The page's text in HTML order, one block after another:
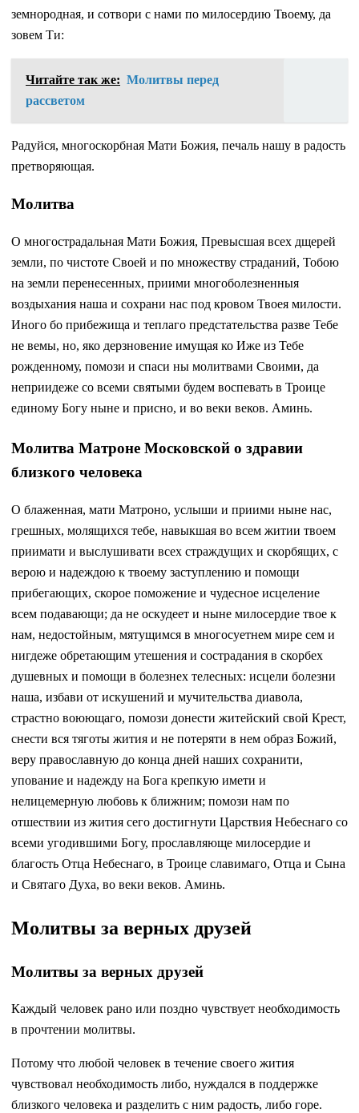
земнородная, и сотвори с нами по милосердию Твоему, да
зовем Ти:
Читайте так же: Молитвы перед
рассветом
Радуйся, многоскорбная Мати Божия, печаль нашу в радость
претворяющая.
Молитва
О многострадальная Мати Божия, Превысшая всех дщерей
земли, по чистоте Своей и по множеству страданий, Тобою
на земли перенесенных, приими многоболезненныя
воздыхания наша и сохрани нас под кровом Твоея милости.
Иного бо прибежища и теплаго предстательства разве Тебе
не вемы, но, яко дерзновение имущая ко Иже из Тебе
рожденному, помози и спаси ны молитвами Своими, да
неприидеже со всеми святыми будем воспевать в Троице
единому Богу ныне и присно, и во веки веков. Аминь.
Молитва Матроне Московской о здравии
близкого человека
О блаженная, мати Матроно, услыши и приими ныне нас,
грешных, молящихся тебе, навыкшая во всем житии твоем
приимати и выслушивати всех страждущих и скорбящих, с
верою и надеждою к твоему заступлению и помощи
прибегающих, скорое поможение и чудесное исцеление
всем подавающи; да не оскудеет и ныне милосердие твое к
нам, недостойным, мятущимся в многосуетнем мире сем и
нигдеже обретающим утешения и сострадания в скорбех
душевных и помощи в болезнех телесных: исцели болезни
наша, избави от искушений и мучительства диавола,
страстно воюющаго, помози донести житейский свой Крест,
снести вся тяготы жития и не потеряти в нем образ Божий,
веру православную до конца дней наших сохранити,
упование и надежду на Бога крепкую имети и
нелицемерную любовь к ближним; помози нам по
отшествии из жития сего достигнути Царствия Небеснаго со
всеми угодившими Богу, прославляюще милосердие и
благость Отца Небеснаго, в Троице славимаго, Отца и Сына
и Святаго Духа, во веки веков. Аминь.
Молитвы за верных друзей
Молитвы за верных друзей
Каждый человек рано или поздно чувствует необходимость
в прочтении молитвы.
Потому что любой человек в течение своего жития
чувствовал необходимость либо, нуждался в поддержке
близкого человека и разделить с ним радость, либо горе.